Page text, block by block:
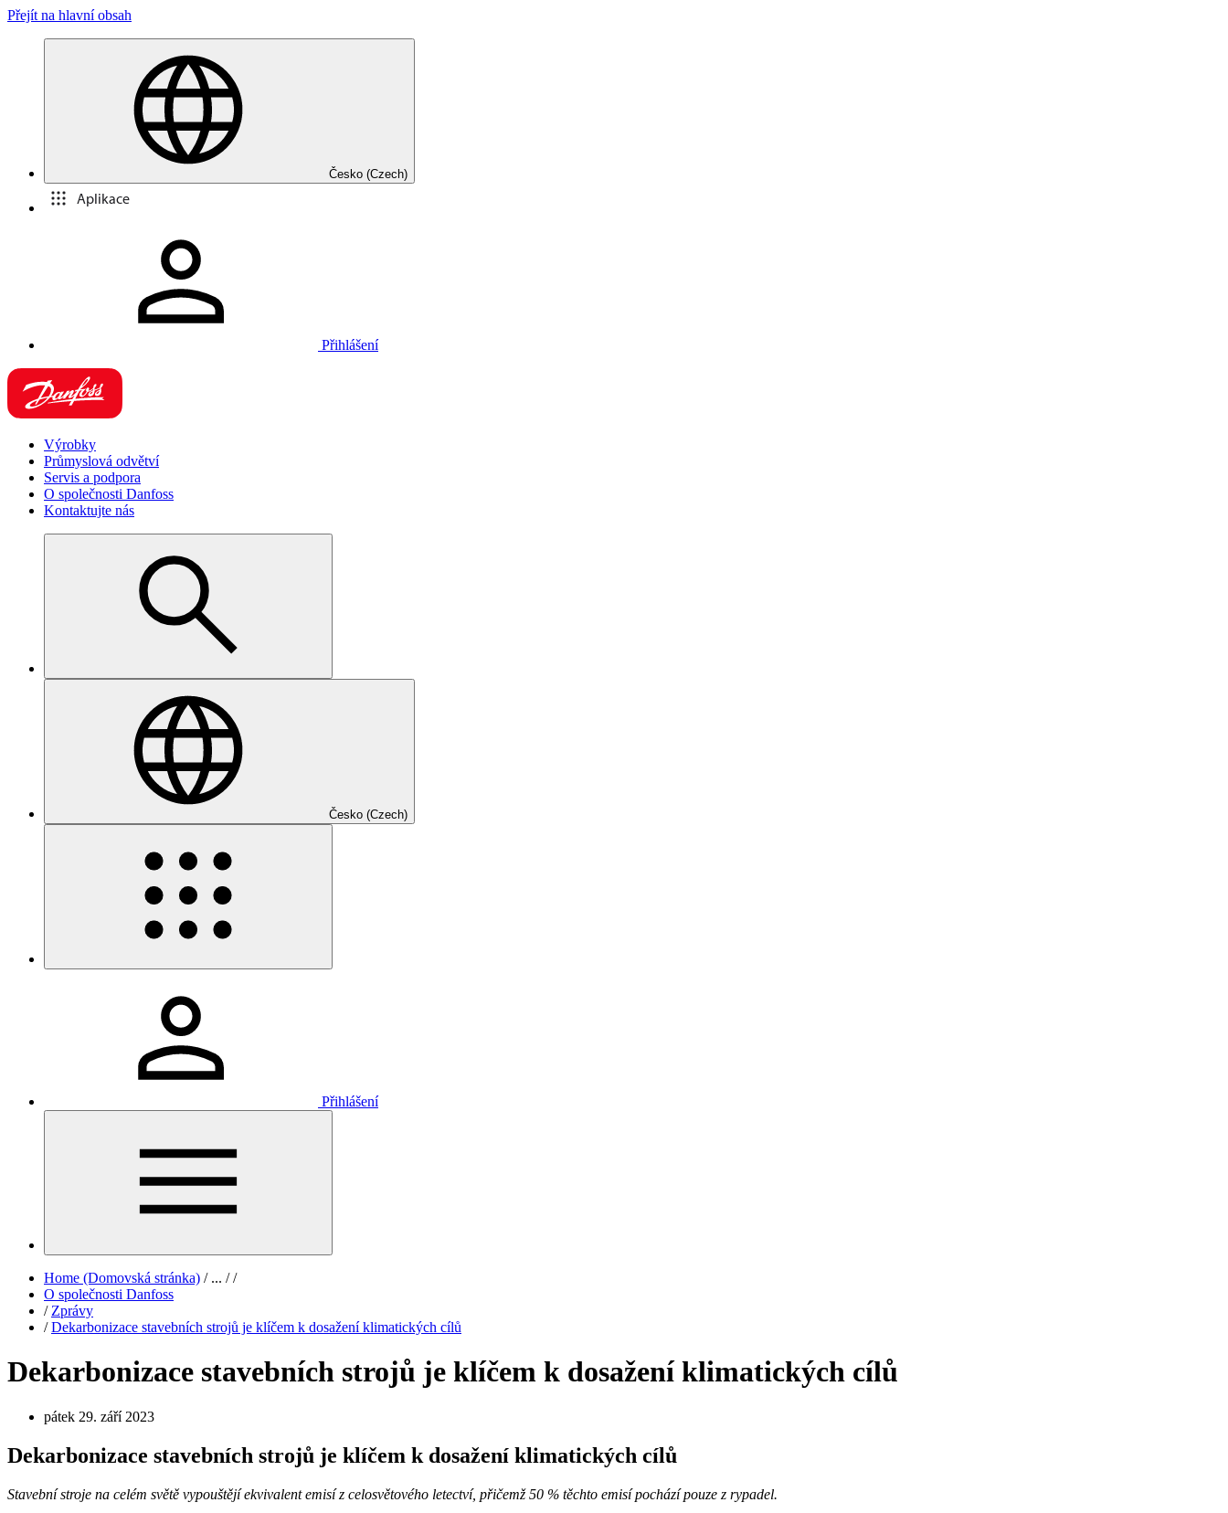
Přejít na hlavní obsah
Česko (Czech)
Aplikace
Přihlášení
Výrobky
Průmyslová odvětví
Servis a podpora
O společnosti Danfoss
Kontaktujte nás
Česko (Czech)
Přihlášení
Home (Domovská stránka) /... / /
O společnosti Danfoss
/ Zprávy
/ Dekarbonizace stavebních strojů je klíčem k dosažení klimatických cílů
Dekarbonizace stavebních strojů je klíčem k dosažení klimatických cílů
pátek 29. září 2023
Dekarbonizace stavebních strojů je klíčem k dosažení klimatických cílů
Stavební stroje na celém světě vypouštějí ekvivalent emisí z celosvětového letectví, přičemž 50 % těchto emisí pochází pouze z rypadel.